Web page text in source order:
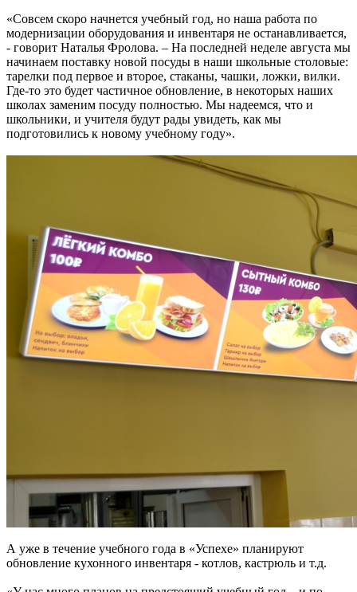
«Совсем скоро начнется учебный год, но наша работа по
модернизации оборудования и инвентаря не останавливается,
- говорит Наталья Фролова. – На последней неделе августа мы
начинаем поставку новой посуды в наши школьные столовые:
тарелки под первое и второе, стаканы, чашки, ложки, вилки.
Где-то это будет частичное обновление, в некоторых наших
школах заменим посуду полностью. Мы надеемся, что и
школьники, и учителя будут рады увидеть, как мы
подготовились к новому учебному году».
А уже в течение учебного года в «Успехе» планируют
обновление кухонного инвентаря - котлов, кастрюль и т.д.